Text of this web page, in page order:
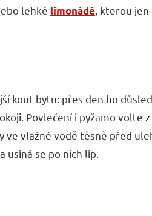
lehké limonádě, kterou jen
kout bytu: přes den ho
Povlečení i pyžamo volte
ve vlažné vodě těsně před
se po nich líp.